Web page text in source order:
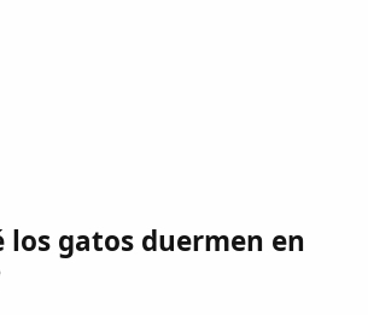
los gatos duermen en